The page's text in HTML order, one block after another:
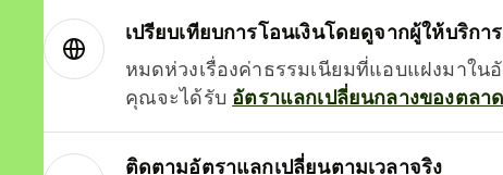
เปรียบเทียบการโอนเงินโดยดูจากผู้ให้บริการ
หมดห่วงเรื่องค่าธรรมเนียมที่แอบแฝงมาใน
คุณจะได้รับ อัตราแลกเปลี่ยนกลางของตลาด
ติดตามอัตราแลกเปลี่ยนตามเวลาจริง